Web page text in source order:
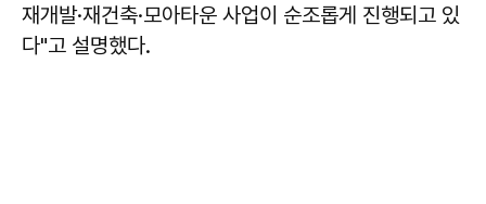
재개발·재건축·모아타운 사업이 순조롭게 진행되고 있
다"고 설명했다.